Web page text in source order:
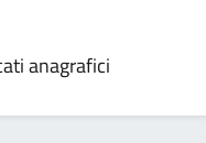
anagrafici